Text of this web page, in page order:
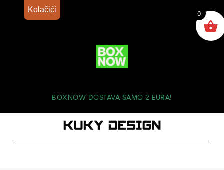
BOXNOW DOSTAVA SAMO 2 EURA!
0
Kolačići